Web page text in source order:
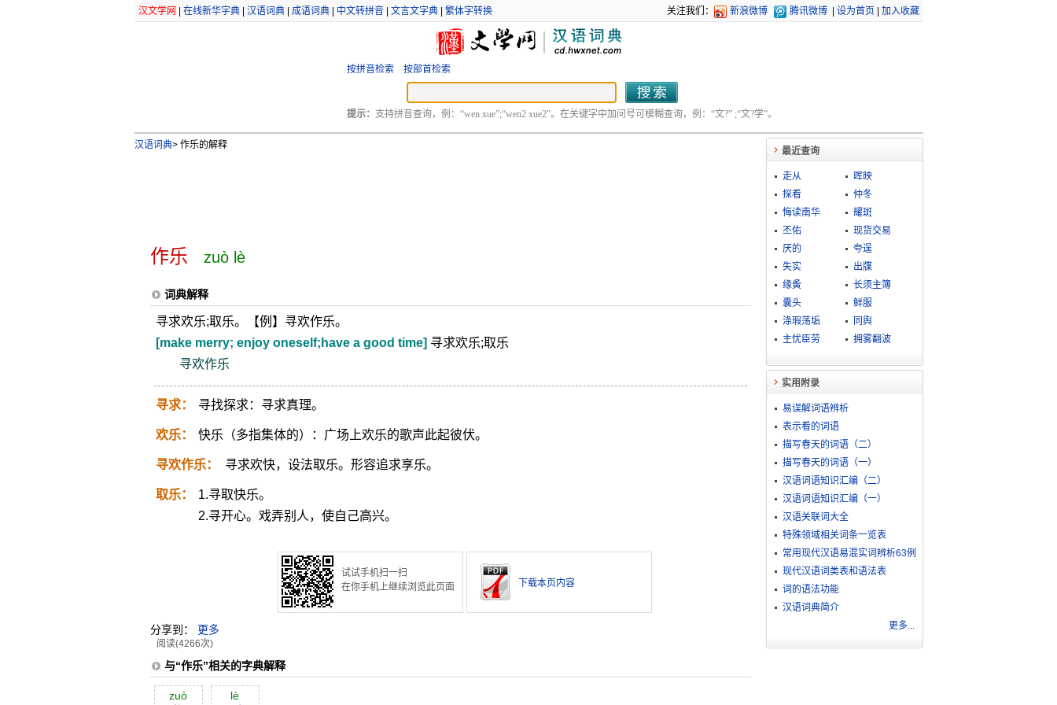
汉文学网 在线新华字典| 汉语词典| 成语词典| 中文转拼音| 文言文字典| 繁体字转换 关注我们： 新浪微博 腾讯微博 设为首页 加入收藏
按拼音检索 按部首检索
提示： 支持拼音查询，例：“wen xue”;“wen2 xue2”。在关键字中加问号可模糊查询，例：“文?” ;“文?学”。
汉语词典>作乐的解释
作乐 zuò lè
词典解释
寻求欢乐;取乐。【例】寻欢作乐。
[make merry; enjoy oneself;have a good time] 寻求欢乐;取乐
寻欢作乐
寻求： 寻找探求：寻求真理。
欢乐： 快乐（多指集体的）：广场上欢乐的歌声此起彼伏。
寻欢作乐： 寻求欢快，设法取乐。形容追求享乐。
取乐：
1.寻取快乐。
2.寻开心。戏弄别人，使自己高兴。
试试手机扫一扫
在你手机上继续浏览此页面
下载本页内容
分享到： 更多
阅读(4266次)
与“作乐”相关的字典解释
zuò lè
最近查询
走从
晖映
探看
仲冬
悔读南华
耀斑
丕佑
现货交易
厌的
夸逞
失实
出牒
缘夤
长须主簿
囊头
鲜服
涤瑕荡垢
同舆
主忧臣劳
拥雾翻波
实用附录
易误解词语辨析
表示看的词语
描写春天的词语（二）
描写春天的词语（一）
汉语词语知识汇编（二）
汉语词语知识汇编（一）
汉语关联词大全
特殊领域相关词条一览表
常用现代汉语易混实词辨析63例
现代汉语词类表和语法表
词的语法功能
汉语词典简介
更多...